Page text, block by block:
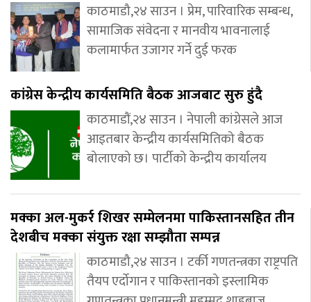
काठमाडौ,२४ साउन । प्रेम, पारिवारिक सम्बन्ध,
सामाजिक संवेदना र मानवीय भावनालाई
कलामार्फत उजागर गर्ने दुई फरक
कांग्रेस केन्द्रीय कार्यसमिति बैठक आजबाट सुरु हुंदै
काठमाडौं,२४ साउन । नेपाली कांग्रेसले आज
आइतबार केन्द्रीय कार्यसमितिको बैठक
बोलाएको छ। पार्टीको केन्द्रीय कार्यालय
मक्का अल-मुकर्र शिखर सम्मेलनमा पाकिस्तानसहित तीन
देशबीच मक्का संयुक्त रक्षा सम्झौता सम्पन्न
काठमाडौ,२४ साउन । टर्की गणतन्त्रका राष्ट्रपति
तैयप एर्दोगान र पाकिस्तानको इस्लामिक